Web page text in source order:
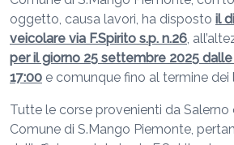
oggetto, causa lavori, ha disposto il
veicolare via F.Spirito s.p. n.26,
per il giorno 25 settembre 2025
17:00 e comunque fino al termine dei
Tutte le corse provenienti da Salerno
Comune di S.Mango Piemonte,